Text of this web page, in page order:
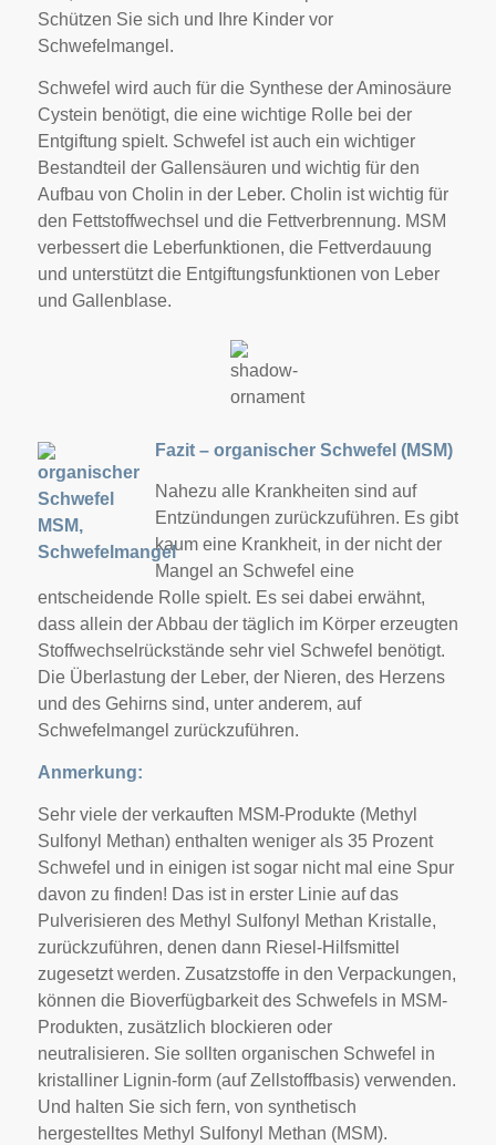
Schützen Sie sich und Ihre Kinder vor
Schwefelmangel.
Schwefel wird auch für die Synthese der Aminosäure
Cystein benötigt, die eine wichtige Rolle bei der
Entgiftung spielt. Schwefel ist auch ein wichtiger
Bestandteil der Gallensäuren und wichtig für den
Aufbau von Cholin in der Leber. Cholin ist wichtig für
den Fettstoffwechsel und die Fettverbrennung. MSM
verbessert die Leberfunktionen, die Fettverdauung
und unterstützt die Entgiftungsfunktionen von Leber
und Gallenblase.
Fazit – organischer Schwefel (MSM)
Nahezu alle Krankheiten sind auf
Entzündungen zurückzuführen. Es gibt
kaum eine Krankheit, in der nicht der
Mangel an Schwefel eine
entscheidende Rolle spielt. Es sei dabei erwähnt,
dass allein der Abbau der täglich im Körper erzeugten
Stoffwechselrückstände sehr viel Schwefel benötigt.
Die Überlastung der Leber, der Nieren, des Herzens
und des Gehirns sind, unter anderem, auf
Schwefelmangel zurückzuführen.
Anmerkung:
Sehr viele der verkauften MSM-Produkte (Methyl
Sulfonyl Methan) enthalten weniger als 35 Prozent
Schwefel und in einigen ist sogar nicht mal eine Spur
davon zu finden! Das ist in erster Linie auf das
Pulverisieren des Methyl Sulfonyl Methan Kristalle,
zurückzuführen, denen dann Riesel-Hilfsmittel
zugesetzt werden. Zusatzstoffe in den Verpackungen,
können die Bioverfügbarkeit des Schwefels in MSM-
Produkten, zusätzlich blockieren oder
neutralisieren. Sie sollten organischen Schwefel in
kristalliner Lignin-form (auf Zellstoffbasis) verwenden.
Und halten Sie sich fern, von synthetisch
hergestelltes Methyl Sulfonyl Methan (MSM).